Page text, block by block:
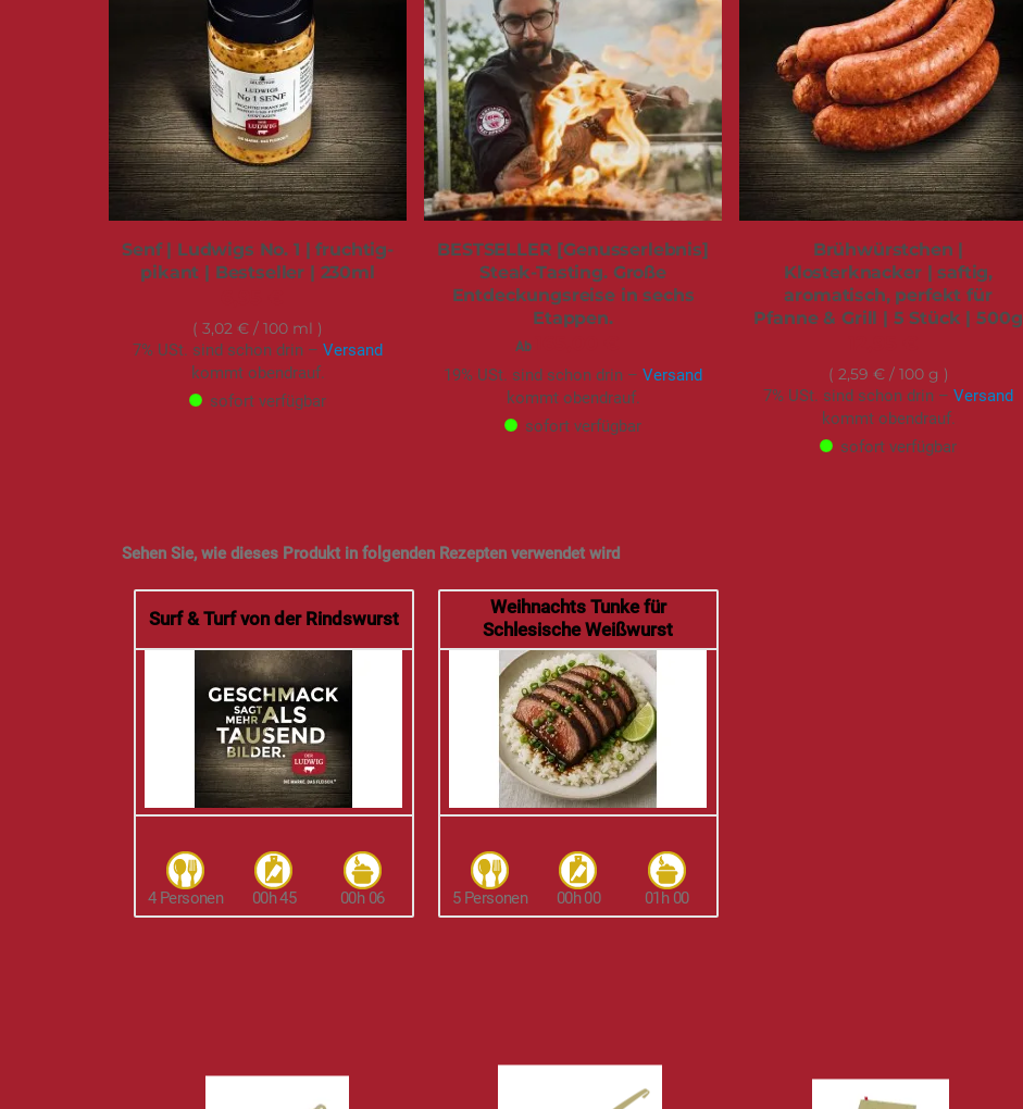
Senf | Ludwigs No. 1 | fruchtig-
pikant | Bestseller | 230ml
3,02 € / 100 ml
7% USt. sind schon drin – Versand
kommt obendrauf.
sofort verfügbar
BESTSELLER [Genusserlebnis]
Steak-Tasting. Große
Entdeckungsreise in sechs
Etappen.
Ab
19% USt. sind schon drin – Versand
kommt obendrauf.
sofort verfügbar
Brühwürstchen |
Klosterknacker | saftig,
aromatisch, perfekt für
Pfanne & Grill | 5 Stück | 500g
2,59 €/ 100 g
7% USt. sind schon drin – Versand
kommt obendrauf.
sofort verfügbar
Sehen Sie, wie dieses Produkt in folgenden Rezepten verwendet wird
Surf & Turf von der Rindswurst
4 Personen 00h 45 00h 06
Weihnachts Tunke für
Schlesische Weißwurst
5 Personen 00h 00 01h 00